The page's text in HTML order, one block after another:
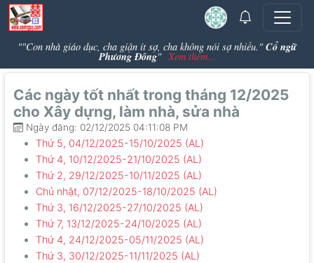
""Con nhà giáo dục, cha giận ít sợ, cha không nói sợ nhiều." Cổ ngữ
Phương Đông" Xem thêm...
Các ngày tốt nhất trong tháng 12/2025
cho Xây dựng, làm nhà, sửa nhà
Ngày đăng: 02/12/2025 04:11:08 PM
Thứ 5, 04/12/2025-15/10/2025 (AL)
Thứ 4, 10/12/2025-21/10/2025 (AL)
Thứ 2, 29/12/2025-10/11/2025 (AL)
Chủ nhật, 07/12/2025-18/10/2025 (AL)
Thứ 3, 16/12/2025-27/10/2025 (AL)
Thứ 7, 13/12/2025-24/10/2025 (AL)
Thứ 4, 24/12/2025-05/11/2025 (AL)
Thứ 3, 30/12/2025-11/11/2025 (AL)